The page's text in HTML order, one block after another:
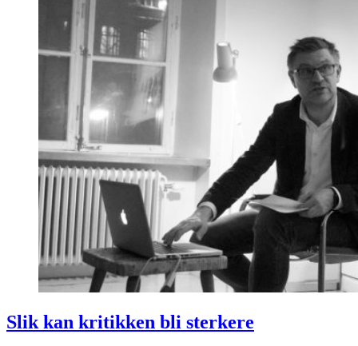
Slik kan kritikken bli sterkere